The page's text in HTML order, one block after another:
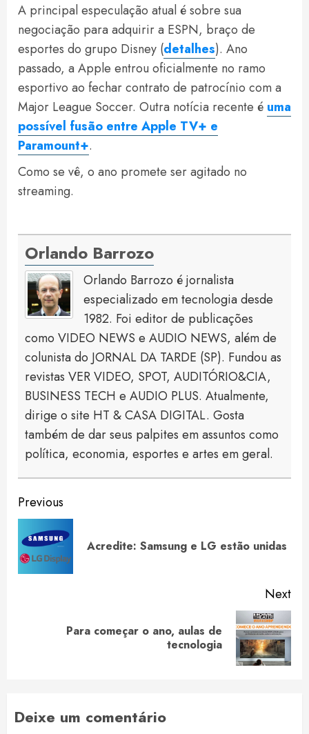
A principal especulação atual é sobre sua
negociação para adquirir a ESPN, braço de
esportes do grupo Disney (detalhes). Ano
passado, a Apple entrou oficialmente no ramo
esportivo ao fechar contrato de patrocínio com a
Major League Soccer. Outra notícia recente é uma
possível fusão entre Apple TV+ e
Paramount+.
Como se vê, o ano promete ser agitado no
streaming.
Orlando Barrozo
Orlando Barrozo é jornalista
especializado em tecnologia desde
1982. Foi editor de publicações
como VIDEO NEWS e AUDIO NEWS, além de
colunista do JORNAL DA TARDE (SP). Fundou as
revistas VER VIDEO, SPOT, AUDITÓRIO&CIA,
BUSINESS TECH e AUDIO PLUS. Atualmente,
dirige o site HT & CASA DIGITAL. Gosta
também de dar seus palpites em assuntos como
política, economia, esportes e artes em geral.
Continue
Reading
Previous
Acredite: Samsung e LG estão unidas
Next
Para começar o ano, aulas de
tecnologia
Deixe um comentário